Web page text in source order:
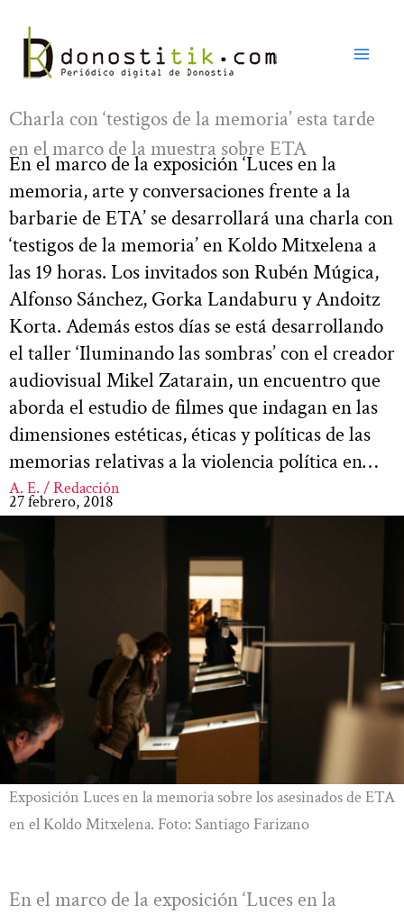
contenido
Charla con ‘testigos de la memoria’ esta tarde
en el marco de la muestra sobre ETA
En el marco de la exposición ‘Luces en la
memoria, arte y conversaciones frente a la
barbarie de ETA’ se desarrollará una charla con
‘testigos de la memoria’ en Koldo Mitxelena a
las 19 horas. Los invitados son Rubén Múgica,
Alfonso Sánchez, Gorka Landaburu y Andoitz
Korta. Además estos días se está desarrollando
el taller ‘Iluminando las sombras’ con el creador
audiovisual Mikel Zatarain, un encuentro que
aborda el estudio de filmes que indagan en las
dimensiones estéticas, éticas y políticas de las
memorias relativas a la violencia política en…
A. E. / Redacción
27 febrero, 2018
Exposición Luces en la memoria sobre los asesinados de ETA
en el Koldo Mitxelena. Foto: Santiago Farizano
En el marco de la exposición ‘Luces en la